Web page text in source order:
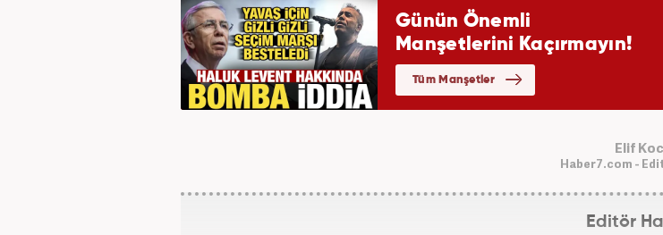
Elif
Haber7.com -
Editör